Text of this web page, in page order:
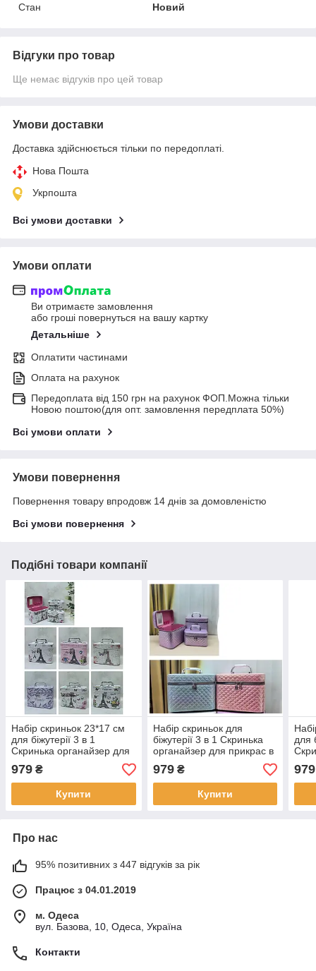
Стан
Новий
Відгуки про товар
Ще немає відгуків про цей товар
Умови доставки
Доставка здійснюється тільки по передоплаті.
Нова Пошта
Укрпошта
Всі умови доставки
Умови оплати
Ви отримаєте замовлення
або гроші повернуться на вашу картку
Детальніше
Оплатити частинами
Оплата на рахунок
Передоплата від 150 грн на рахунок ФОП.Можна тільки
Новою поштою(для опт. замовлення передплата 50%)
Всі умови оплати
Умови повернення
Повернення товару впродовж 14 днів за домовленістю
Всі умови повернення
Подібні товари компанії
Набір скриньок 23*17 см
для біжутерії 3 в 1
Скринька органайзер для
прикрас в різних кольорах
Nina
979 ₴
Купити
Набір скриньок для
біжутерії 3 в 1 Скринька
органайзер для прикрас в
979₴
Купити
для
Nina
979
Про нас
95% позитивних з 447 відгуків за рік
Працює з 04.01.2019
м. Одеса
вул. Базова, 10, Одеса, Україна
Контакти